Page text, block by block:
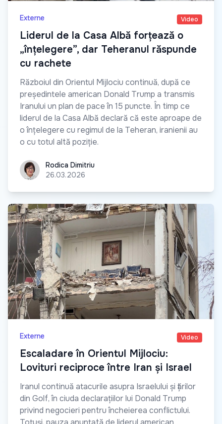
Externe Video
Liderul de la Casa Albă forțează o
„înțelegere”, dar Teheranul răspunde
cu rachete
Războiul din Orientul Mijlociu continuă, după ce
președintele american Donald Trump a transmis
Iranului un plan de pace în 15 puncte. În timp ce
liderul de la Casa Albă declară că este aproape de
o înțelegere cu regimul de la Teheran, iranienii au
o cu totul altă poziție.
Rodica Dimitriu
Rodica Dimitriu
26.03.2026
Externe Video
Escaladare în Orientul Mijlociu:
Lovituri reciproce între Iran și Israel
Iranul continuă atacurile asupra Israelului și țărilor
din Golf, în ciuda declarațiilor lui Donald Trump
privind negocieri pentru încheierea conflictului.